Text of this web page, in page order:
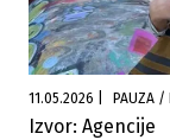
11.05.2026
Izvor: Agencije